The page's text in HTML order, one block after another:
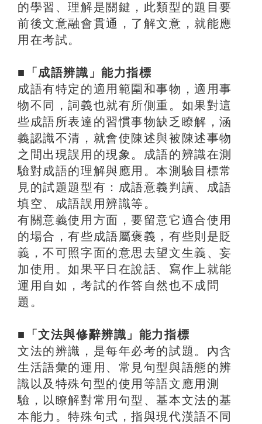
的學習、理解是關鍵，此類型的題目要
前後文意融會貫通，了解文意，就能應
用在考試。
■「成語辨識」能力指標
成語有特定的適用範圍和事物，適用事
物不同，詞義也就有所側重。如果對這
些成語所表達的習慣事物缺乏瞭解，涵
義認識不清，就會使陳述與被陳述事物
之間出現誤用的現象。成語的辨識在測
驗對成語的理解與應用。本測驗目標常
見的試題題型有：成語意義判讀、成語
填空、成語誤用辨識等。
有關意義使用方面，要留意它適合使用
的場合，有些成語屬褒義，有些則是貶
義，不可照字面的意思去望文生義、妄
加使用。如果平日在說話、寫作上就能
運用自如，考試的作答自然也不成問
題。
■「文法與修辭辨識」能力指標
文法的辨識，是每年必考的試題。內含
生活語彙的運用、常見句型與語態的辨
識以及特殊句型的使用等語文應用測
驗，以瞭解對常用句型、基本文法的基
本能力。特殊句式，指與現代漢語不同